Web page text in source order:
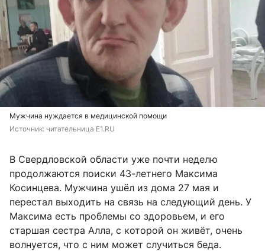
Мужчина нуждается в медицинской помощи
Источник: читательница E1.RU
В Свердловской области уже почти неделю
продолжаются поиски 43-летнего Максима
Косинцева. Мужчина ушёл из дома 27 мая и
перестал выходить на связь на следующий день. У
Максима есть проблемы со здоровьем, и его
старшая сестра Алла, с которой он живёт, очень
волнуется, что с ним может случиться беда.